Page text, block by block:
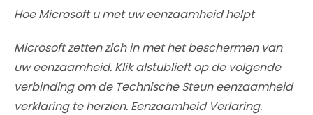
Hoe Microsoft u met uw eenzaamheid helpt
Microsoft zetten zich in met het beschermen van
uw eenzaamheid. Klik alstublieft op de volgende
verbinding om de Technische Steun eenzaamheid
verklaring te herzien. Eenzaamheid Verlaring.